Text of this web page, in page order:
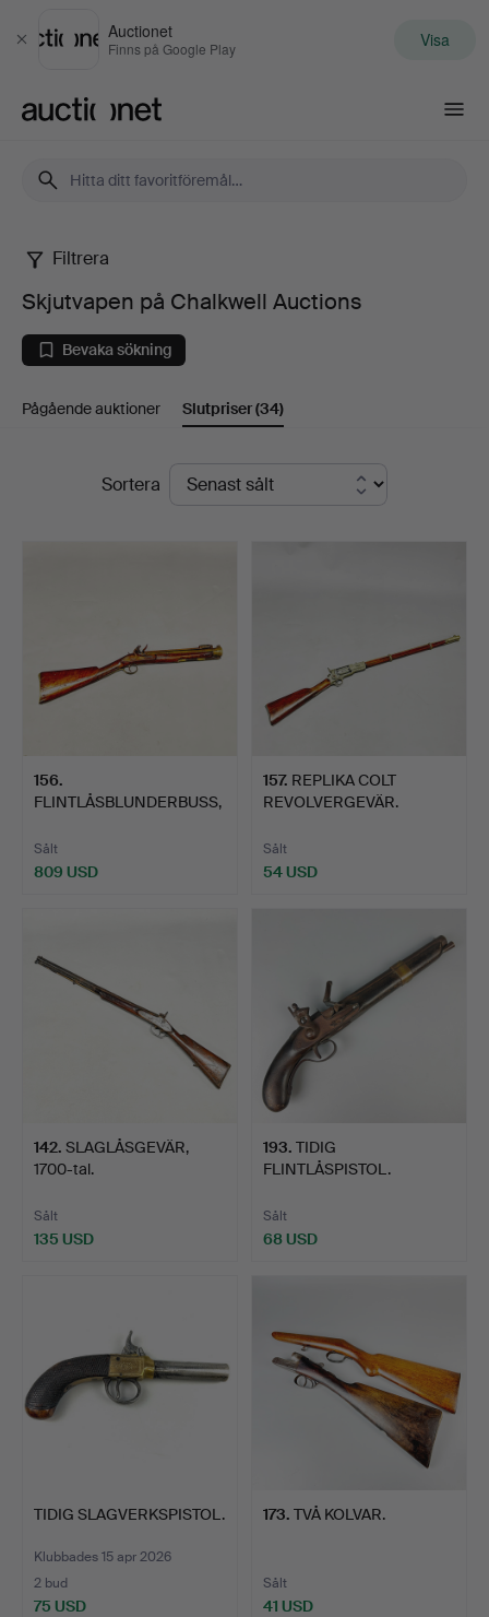
Stäng
Auctionet
Finns på Google Play Visa
Skjutvapen
på
Chalkwell
Auctions
Filtrera
Skjutvapen på Chalkwell Auctions
Bevaka sökning
Pågående auktioner Slutpriser(34)
SlutpriserSortera
156.
FLINTLÅSBLUNDERBUSS,
Sålt
809 USD
157. REPLIKA COLT
REVOLVERGEVÄR.
Sålt
54 USD
142. SLAGLÅSGEVÄR,
1700-tal.
Sålt
135 USD
193. TIDIG
FLINTLÅSPISTOL.
Sålt
68 USD
TIDIG SLAGVERKSPISTOL.
Klubbades 15 apr 2026
2 bud
75 USD
173. TVÅ KOLVAR.
Sålt
41 USD